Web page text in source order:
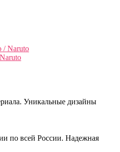
Уникальные дизайны
по всей России. Надежная